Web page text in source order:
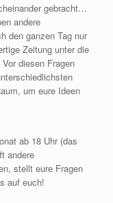
gebracht…
andere
den ganzen Tag nur
Zeitung unter die
diesen Fragen
um eure Ideen
ab 18 Uhr (das
andere
stellt eure Fragen
auf euch!